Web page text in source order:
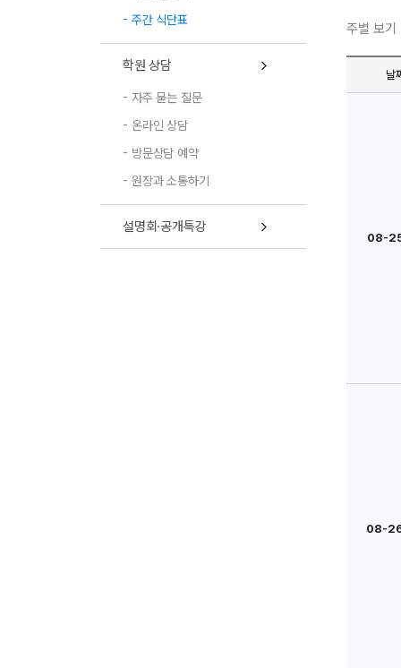
주간 식단표
학원 상담
자주 묻는 질문
온라인 상담
방문상담 예약
원장과 소통하기
설명회·공개특강
주별 보기
날
08-
08-